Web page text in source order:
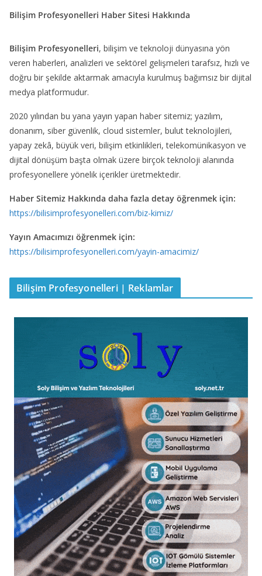
Bilişim Profesyonelleri Haber Sitesi Hakkında
Bilişim Profesyonelleri, bilişim ve teknoloji dünyasına yön
veren haberleri, analizleri ve sektörel gelişmeleri tarafsız, hızlı ve
doğru bir şekilde aktarmak amacıyla kurulmuş bağımsız bir dijital
medya platformudur.
2020 yılından bu yana yayın yapan haber sitemiz; yazılım,
donanım, siber güvenlik, cloud sistemler, bulut teknolojileri,
yapay zekâ, büyük veri, bilişim etkinlikleri, telekomünikasyon ve
dijital dönüşüm başta olmak üzere birçok teknoloji alanında
profesyonellere yönelik içerikler üretmektedir.
Haber Sitemiz Hakkında daha fazla detay öğrenmek için:
https://bilisimprofesyonelleri.com/biz-kimiz/
Yayın Amacımızı öğrenmek için:
https://bilisimprofesyonelleri.com/yayin-amacimiz/
Bilişim Profesyonelleri | Reklamlar